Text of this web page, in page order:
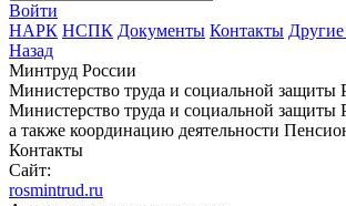
Войти
НАРК НСПК Документы Контакты
Назад
Минтруд России
Министерство труда и социальной защиты
Министерство труда и социальной защиты
а также координацию деятельности
Контакты
Сайт:
rosmintrud.ru